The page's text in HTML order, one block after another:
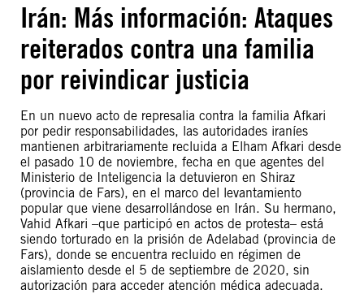
Irán: Más información: Ataques
reiterados contra una familia
por reivindicar justicia
En un nuevo acto de represalia contra la familia Afkari
por pedir responsabilidades, las autoridades iraníes
mantienen arbitrariamente recluida a Elham Afkari desde
el pasado 10 de noviembre, fecha en que agentes del
Ministerio de Inteligencia la detuvieron en Shiraz
(provincia de Fars), en el marco del levantamiento
popular que viene desarrollándose en Irán. Su hermano,
Vahid Afkari –que participó en actos de protesta– está
siendo torturado en la prisión de Adelabad (provincia de
Fars), donde se encuentra recluido en régimen de
aislamiento desde el 5 de septiembre de 2020, sin
autorización para acceder atención médica adecuada.